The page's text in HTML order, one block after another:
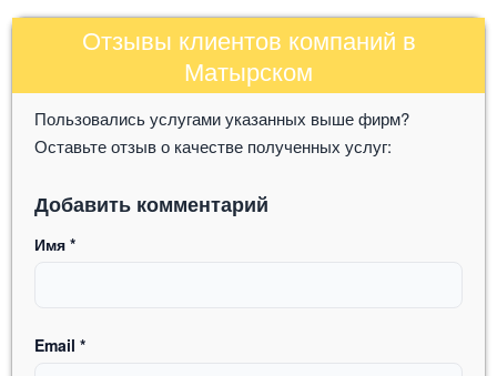
Отзывы клиентов компаний в
Матырском
Пользовались услугами указанных выше фирм?
Оставьте отзыв о качестве полученных услуг:
Добавить комментарий
Имя *
Email *